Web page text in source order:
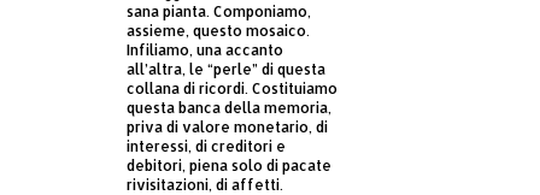
sana pianta. Componiamo,
assieme, questo mosaico.
Infiliamo, una accanto
all’altra, le “perle” di questa
collana di ricordi. Costituiamo
questa banca della memoria,
priva di valore monetario, di
interessi, di creditori e
debitori, piena solo di pacate
rivisitazioni, di affetti.